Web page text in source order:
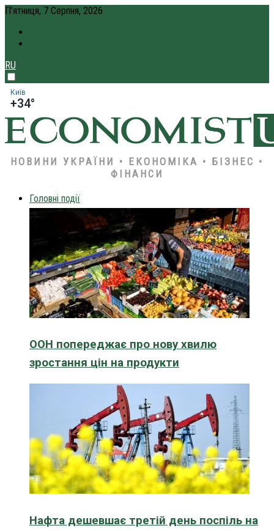
П’ятниця, 7 Серпня, 2026
RU
Київ
+34°
НОВИНИ УКРАЇНИ • ЕКОНОМІКА • БІЗНЕС •
ФІНАНСИ
Головні події
ООН попереджає про нову хвилю
зростання цін на продукти
Нафта дешевшає третій день поспіль на